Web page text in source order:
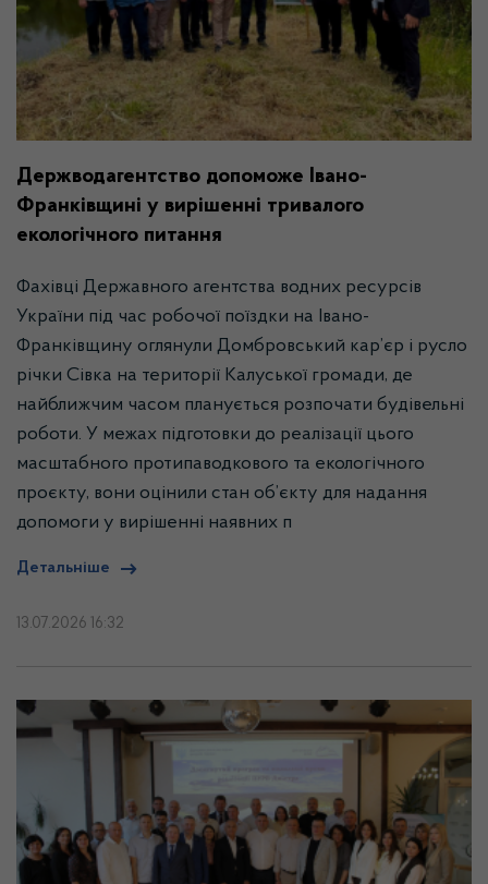
13.07.2026 16:32
Держводагентство допоможе Івано-
Франківщині у вирішенні тривалого
екологічного питання
Фахівці Державного агентства водних ресурсів
України під час робочої поїздки на Івано-
Франківщину оглянули Домбровський кар’єр і русло
річки Сівка на території Калуської громади, де
найближчим часом планується розпочати будівельні
роботи. У межах підготовки до реалізації цього
масштабного протипаводкового та екологічного
проєкту, вони оцінили стан об’єкту для надання
допомоги у вирішенні наявних п
Детальніше